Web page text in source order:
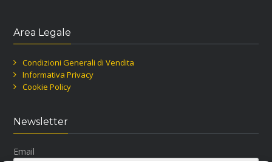
Area Legale
Condizioni Generali di Vendita
Informativa Privacy
Cookie Policy
Newsletter
Email